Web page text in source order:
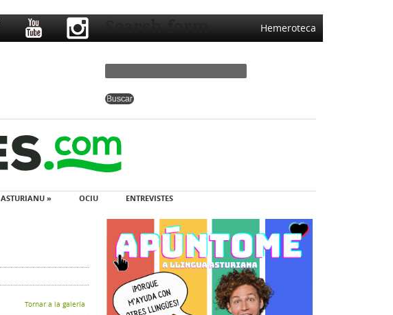
Hemeroteca
Search form
ASTURIANU » OCIU ENTREVISTES
Tornar a la galería